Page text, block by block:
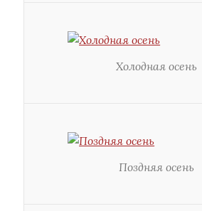
Холодная осень
Поздняя осень